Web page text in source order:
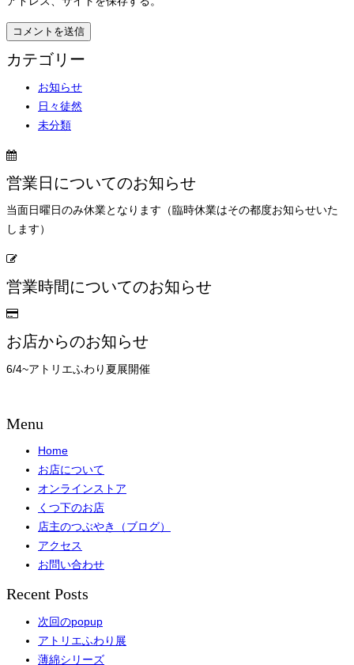
カテゴリー
お知らせ
日々徒然
未分類
営業日についてのお知らせ
当面日曜日のみ休業となります（臨時休業はその都度お知らせいた
します）
営業時間についてのお知らせ
お店からのお知らせ
6/4~アトリエふわり夏展開催
Menu
Home
お店について
オンラインストア
くつ下のお店
店主のつぶやき（ブログ）
アクセス
お問い合わせ
Recent Posts
次回のpopup
アトリエふわり展
薄綿シリーズ